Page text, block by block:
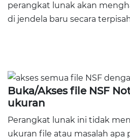
perangkat lunak akan
di jendela baru secara
Buka/Akses file NSF
ukuran
Perangkat lunak ini tidak
ukuran file atau masalah apa